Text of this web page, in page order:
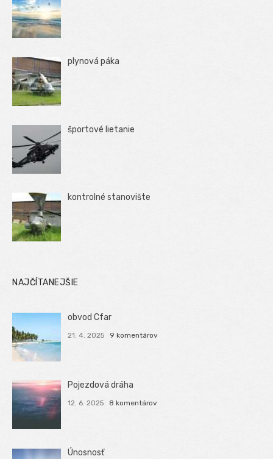
plynová páka
športové lietanie
kontrolné stanovište
NAJČÍTANEJŠIE
obvod Cfar
21. 4. 2025 9 komentárov
Pojezdová dráha
12. 6. 2025 8 komentárov
Únosnosť